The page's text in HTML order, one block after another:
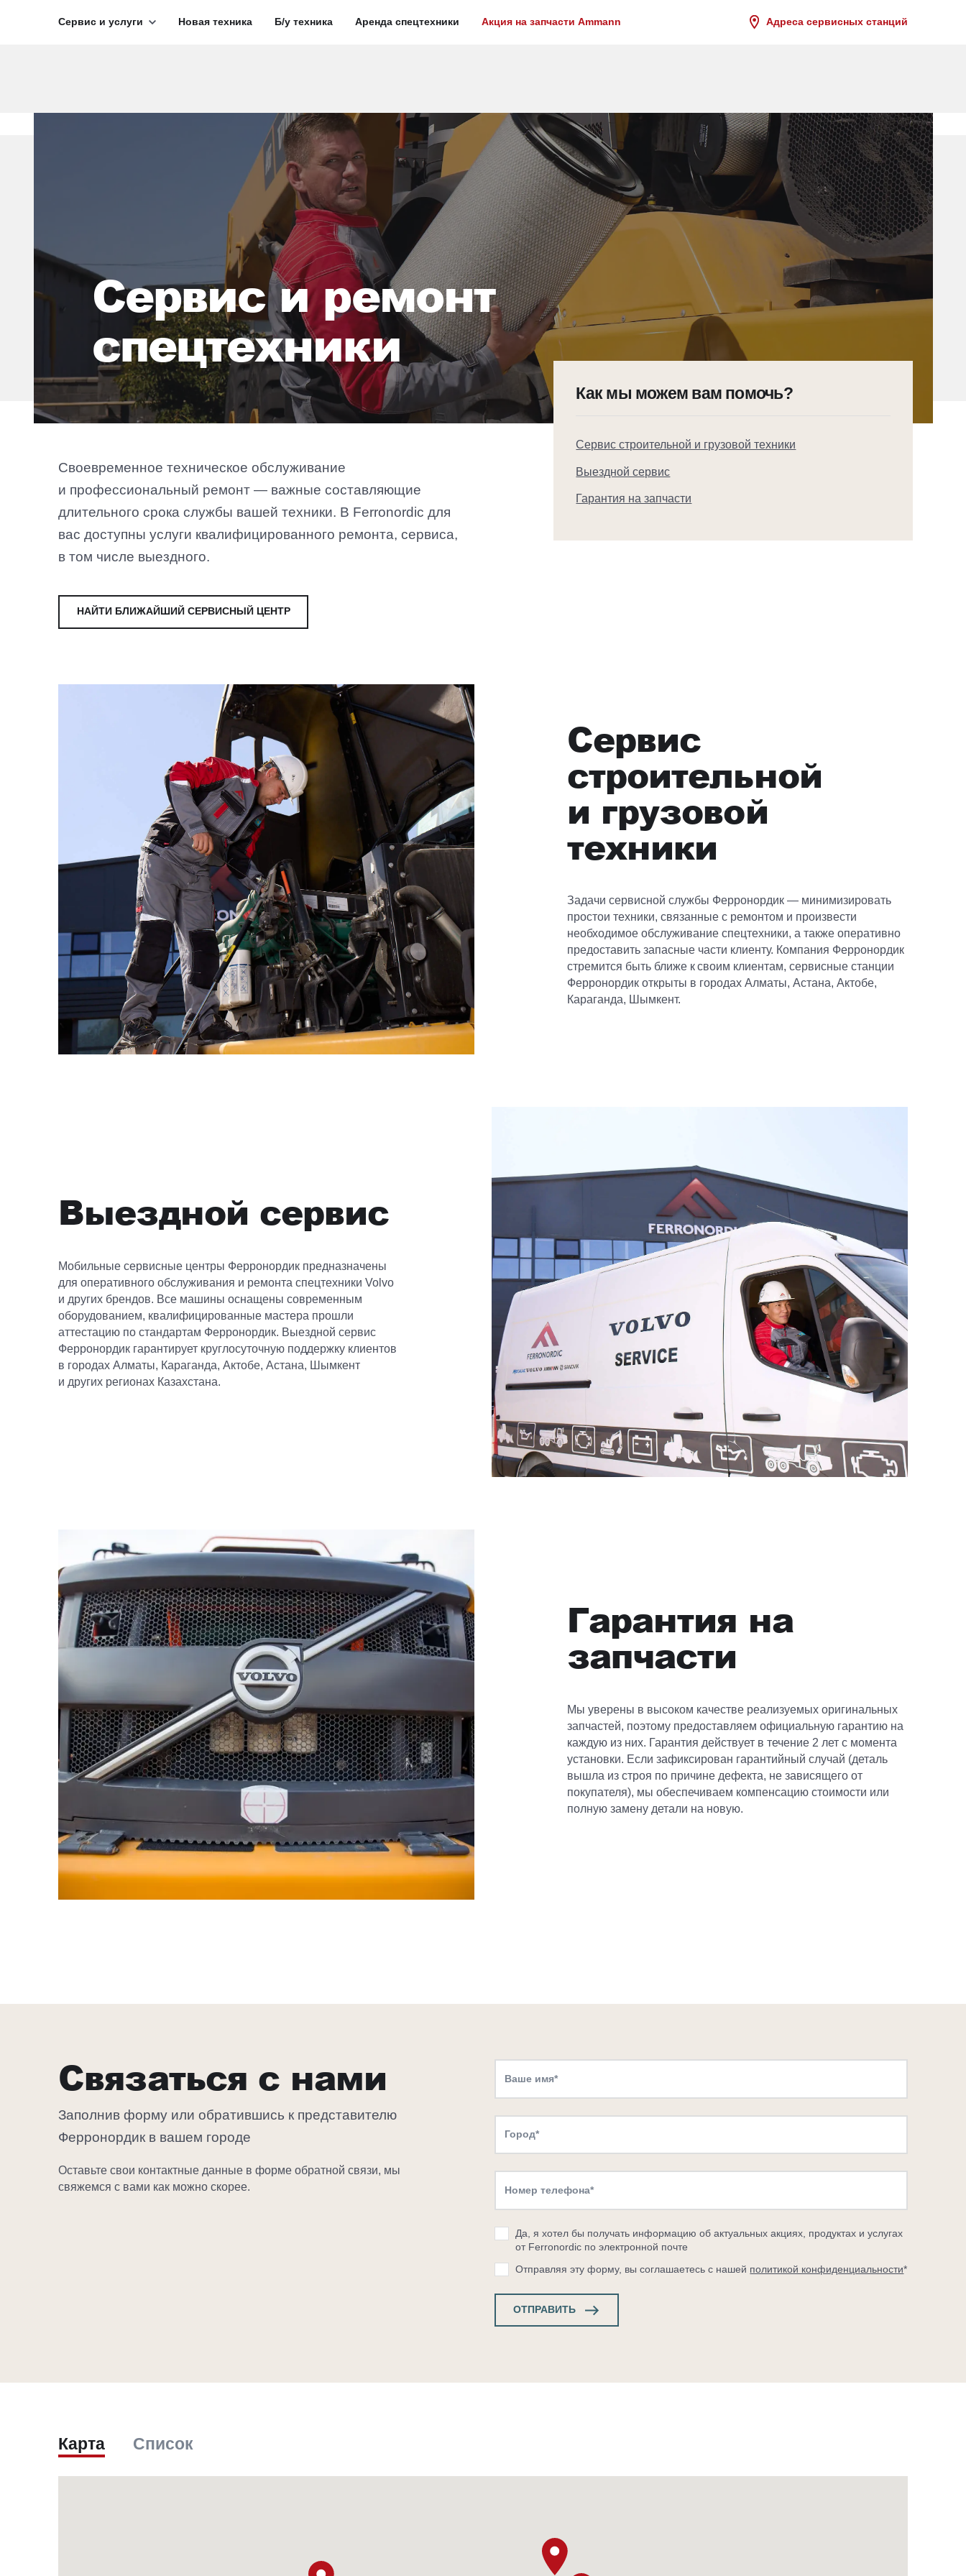
Сервис и услуги Новая техника Б/у техника Аренда спецтехники Акция на запчасти Ammann Адреса сервисных станций
Сервис и ремонт
спецтехники
Своевременное техническое обслуживание
и профессиональный ремонт — важные составляющие
длительного срока службы вашей техники. В Ferronordic для
вас доступны услуги квалифицированного ремонта, сервиса,
в том числе выездного.
НАЙТИ БЛИЖАЙШИЙ СЕРВИСНЫЙ ЦЕНТР
Как мы можем вам помочь?
Сервис строительной и грузовой техники
Выездной сервис
Гарантия на запчасти
Сервис
строительной
и грузовой
техники
Задачи сервисной службы Ферронордик — минимизировать
простои техники, связанные с ремонтом и произвести
необходимое обслуживание спецтехники, а также оперативно
предоставить запасные части клиенту. Компания Ферронордик
стремится быть ближе к своим клиентам, сервисные станции
Ферронордик открыты в городах Алматы, Астана, Актобе,
Караганда, Шымкент.
Выездной сервис
Мобильные сервисные центры Ферронордик предназначены
для оперативного обслуживания и ремонта спецтехники Volvo
и других брендов. Все машины оснащены современным
оборудованием, квалифицированные мастера прошли
аттестацию по стандартам Ферронордик. Выездной сервис
Ферронордик гарантирует круглосуточную поддержку клиентов
в городах Алматы, Караганда, Актобе, Астана, Шымкент
и других регионах Казахстана.
Гарантия на
запчасти
Мы уверены в высоком качестве реализуемых оригинальных
запчастей, поэтому предоставляем официальную гарантию на
каждую из них. Гарантия действует в течение 2 лет с момента
установки. Если зафиксирован гарантийный случай (деталь
вышла из строя по причине дефекта, не зависящего от
покупателя), мы обеспечиваем компенсацию стоимости или
полную замену детали на новую.
Связаться с нами
Заполнив форму или обратившись к представителю
Ферронордик в вашем городе
Оставьте свои контактные данные в форме обратной связи, мы
свяжемся с вами как можно скорее.
Да, я хотел бы получать информацию об актуальных акциях, продуктах и ​​услугах
от Ferronordic по электронной почте
Отправляя эту форму, вы соглашаетесь с нашей политикой конфиденциальности*
ОТПРАВИТЬ
Карта Список